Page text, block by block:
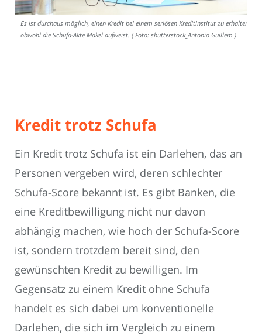
Es ist durchaus möglich, einen Kredit bei einem seriösen Kreditinstitut zu erhalten,
obwohl die Schufa-Akte Makel aufweist. ( Foto: shutterstock_Antonio Guillem )
Kredit trotz Schufa
Ein Kredit trotz Schufa ist ein Darlehen, das an
Personen vergeben wird, deren schlechter
Schufa-Score bekannt ist. Es gibt Banken, die
eine Kreditbewilligung nicht nur davon
abhängig machen, wie hoch der Schufa-Score
ist, sondern trotzdem bereit sind, den
gewünschten Kredit zu bewilligen. Im
Gegensatz zu einem Kredit ohne Schufa
handelt es sich dabei um konventionelle
Darlehen, die sich im Vergleich zu einem